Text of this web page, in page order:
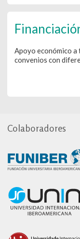
Apoyo económico a
convenios con
Colaboradores